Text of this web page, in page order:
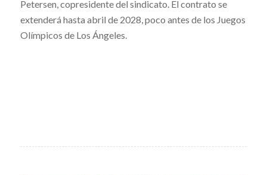
Petersen, copresidente del sindicato. El contrato se
extenderá hasta abril de 2028, poco antes de los Juegos
Olímpicos de Los Ángeles.